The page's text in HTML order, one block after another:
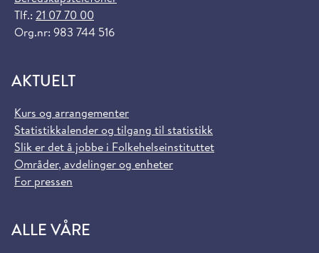
Tlf.: 21 07 70 00
Org.nr: 983 744 516
AKTUELT
Kurs og arrangementer
Statistikkalender og tilgang til statistikk
Slik er det å jobbe i Folkehelseinstituttet
Områder, avdelinger og enheter
For pressen
ALLE VÅRE